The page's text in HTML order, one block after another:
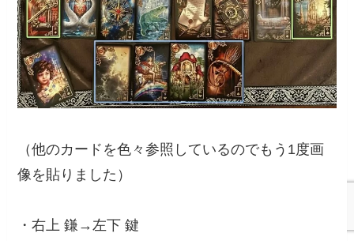
（他のカードを色々参照しているのでもう1度画
像を貼りました）
・右上 鎌→左下 鍵